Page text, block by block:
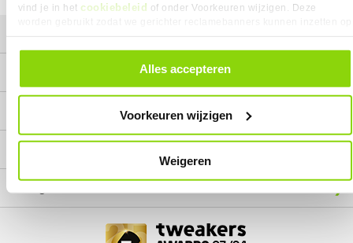
vind je in het cookiebeleid of onder Voorkeuren wijzigen. Deze
alle cookies. Je kunt je gegeven toestemming altijd intrekken, dit doe je
door in de footer van onze website te klikken op ‘Cookievoorkeuren’
Alles accepteren
Voorkeuren wijzigen
Weigeren